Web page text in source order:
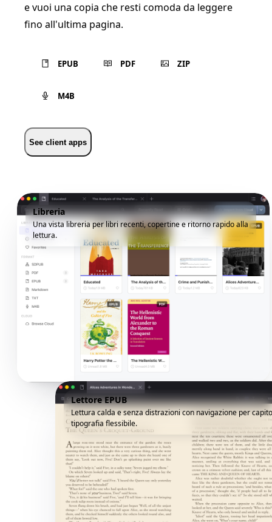
e vuoi una copia che resti comoda da leggere
fino all'ultima pagina.
EPUB PDF ZIP
M4B
See client apps
Libreria
Una vista libreria per libri recenti, copertine e ritorno rapido alla
lettura.
Lettore EPUB
Lettura calda e senza distrazioni con navigazione per
tipografia flessibile.